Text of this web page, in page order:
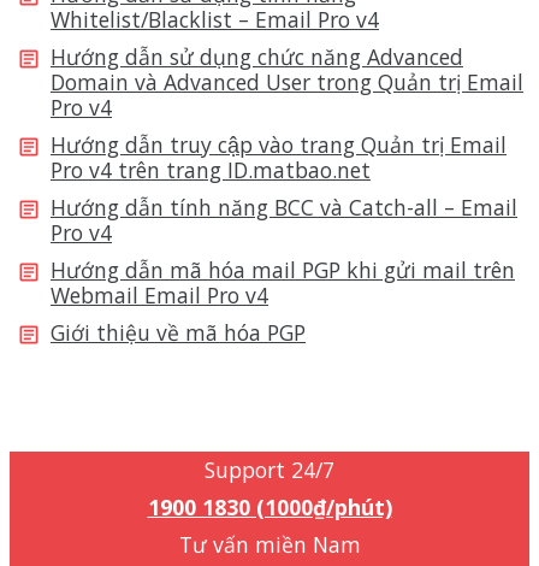
Whitelist/Blacklist – Email Pro v4
Hướng dẫn sử dụng chức năng Advanced
Domain và Advanced User trong Quản trị Email
Pro v4
Hướng dẫn truy cập vào trang Quản trị Email
Pro v4 trên trang ID.matbao.net
Hướng dẫn tính năng BCC và Catch-all – Email
Pro v4
Hướng dẫn mã hóa mail PGP khi gửi mail trên
Webmail Email Pro v4
Giới thiệu về mã hóa PGP
Support 24/7
1900 1830 (1000₫/phút)
Tư vấn miền Nam